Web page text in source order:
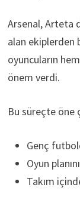
Arsenal, Arteta
alan ekiplerden
oyuncuların
önem verdi.
Bu süreçte öne
Genç
Oyun
Takım